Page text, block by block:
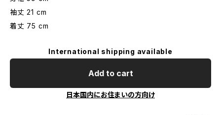
袖丈 21 cm
着丈 75 cm
International shipping available
Add to cart
日本国内にお住まいの方向け